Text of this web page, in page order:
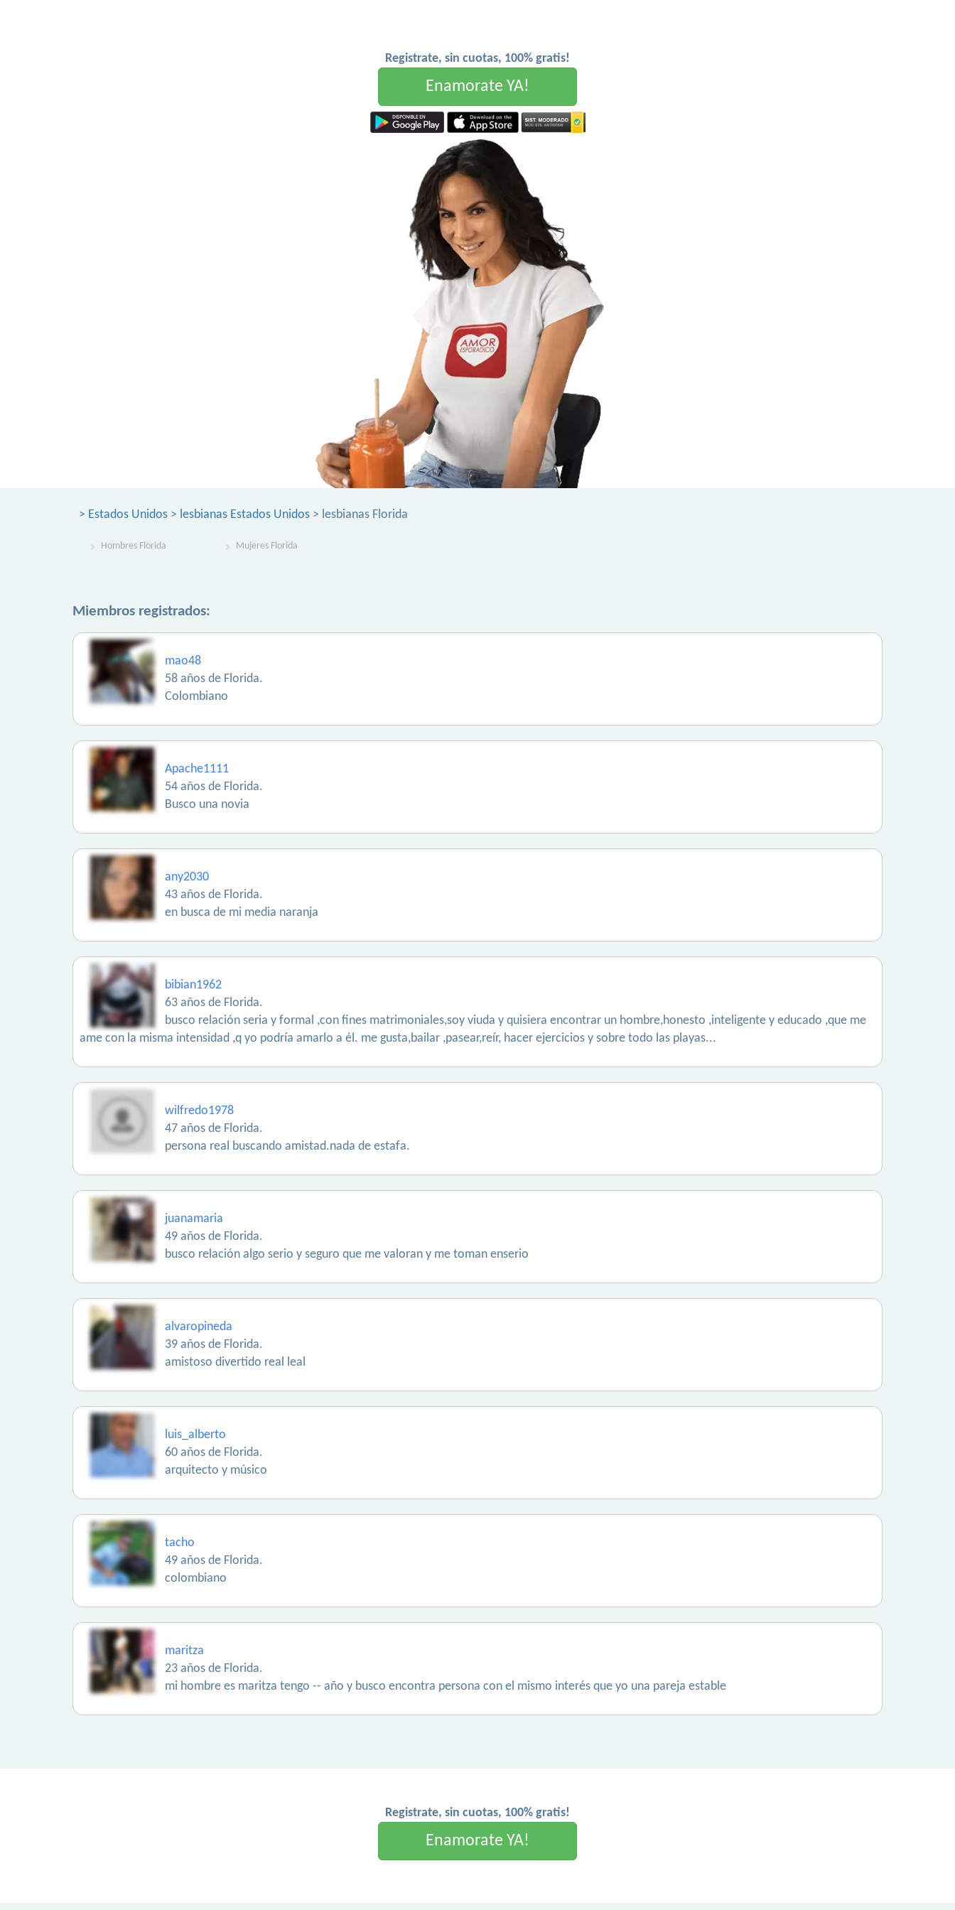
Registrate, sin cuotas, 100% gratis!
Enamorate YA!
> Estados Unidos > lesbianas Estados Unidos > lesbianas Florida
Hombres Florida Mujeres Florida
Miembros registrados:
mao48
58 años de Florida.
Colombiano
Apache1111
54 años de Florida.
Busco una novia
any2030
43 años de Florida.
en busca de mi media naranja
bibian1962
63 años de Florida.
busco relación seria y formal ,con fines matrimoniales,soy viuda y quisiera encontrar un hombre,honesto ,inteligente y educado ,que me
ame con la misma intensidad ,q yo podría amarlo a él. me gusta,bailar ,pasear,reír, hacer ejercicios y sobre todo las playas...
wilfredo1978
47 años de Florida.
persona real buscando amistad.nada de estafa.
juanamaria
49 años de Florida.
busco relación algo serio y seguro que me valoran y me toman enserio
alvaropineda
39 años de Florida.
amistoso divertido real leal
luis_alberto
60 años de Florida.
arquitecto y músico
tacho
49 años de Florida.
colombiano
maritza
23 años de Florida.
mi hombre es maritza tengo -- año y busco encontra persona con el mismo interés que yo una pareja estable
Registrate, sin cuotas, 100% gratis!
Enamorate YA!